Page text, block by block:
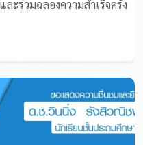
ะร่วมฉลองความสำเร็จครั้ง